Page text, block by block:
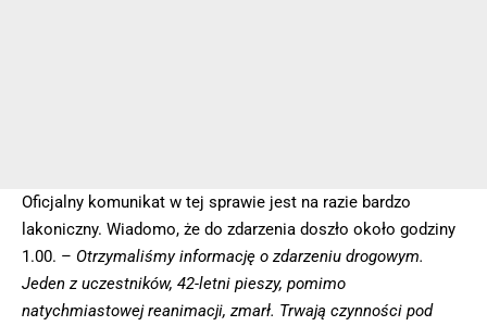
Oficjalny komunikat w tej sprawie jest na razie bardzo
lakoniczny. Wiadomo, że do zdarzenia doszło około godziny
1.00. – Otrzymaliśmy informację o zdarzeniu drogowym.
Jeden z uczestników, 42-letni pieszy, pomimo
natychmiastowej reanimacji, zmarł. Trwają czynności pod